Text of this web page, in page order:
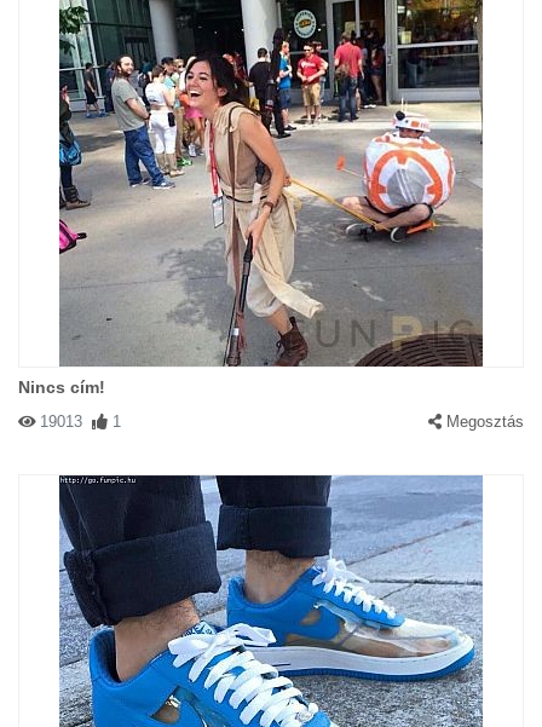
Nincs cím!
19013 1 Megosztás